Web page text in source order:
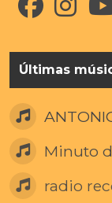
Últimas
ANTONIO CARLOS-
Minuto
radio